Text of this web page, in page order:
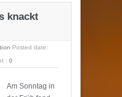
knackt
Posted date:
: 0
Am Sonntag in